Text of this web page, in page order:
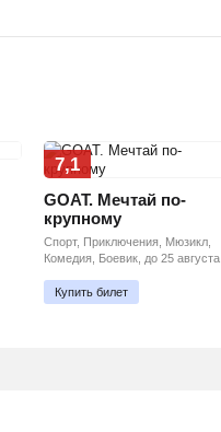
7,1
GOAT. Мечтай по-
крупному
Спорт, Приключения, Мюзикл,
Комедия, Боевик, до 25 августа
Купить билет